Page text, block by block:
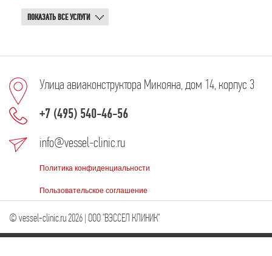
ПОКАЗАТЬ ВСЕ УСЛУГИ
Улица авиаконструктора Микояна, дом 14, корпус 3
+7 (495) 540-46-56
info@vessel-clinic.ru
Политика конфиденциальности
Пользовательское соглашение
© vessel-clinic.ru 2026 | ООО "ВЭССЕЛ КЛИНИК"